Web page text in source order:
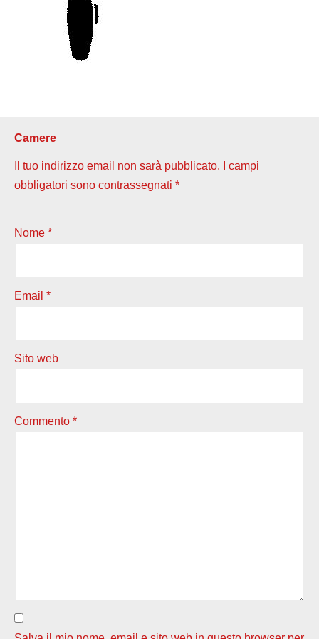
Camere
Il tuo indirizzo email non sarà pubblicato.
I campi
obbligatori sono contrassegnati *
Nome *
Email *
Sito web
Commento *